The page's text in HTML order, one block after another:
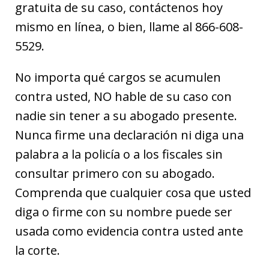
gratuita de su caso, contáctenos hoy
mismo en línea, o bien, llame al 866-608-
5529.
No importa qué cargos se acumulen
contra usted, NO hable de su caso con
nadie sin tener a su abogado presente.
Nunca firme una declaración ni diga una
palabra a la policía o a los fiscales sin
consultar primero con su abogado.
Comprenda que cualquier cosa que usted
diga o firme con su nombre puede ser
usada como evidencia contra usted ante
la corte.